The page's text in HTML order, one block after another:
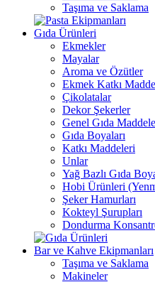
Taşıma ve Saklama
Gıda Ürünleri
Ekmekler
Mayalar
Aroma ve Özütler
Ekmek Katkı
Çikolatalar
Dekor Şekerler
Genel Gıda
Gıda Boyaları
Katkı Maddeleri
Unlar
Yağ Bazlı Gıda
Hobi Ürünleri
Şeker Hamurları
Kokteyl Şurupları
Dondurma
Bar ve Kahve Ekipmanları
Taşıma ve Saklama
Makineler